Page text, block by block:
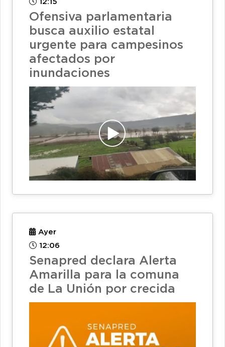
12:15
Ofensiva parlamentaria
busca auxilio estatal
urgente para campesinos
afectados por
inundaciones
Ayer
12:06
Senapred declara Alerta
Amarilla para la comuna
de La Unión por crecida